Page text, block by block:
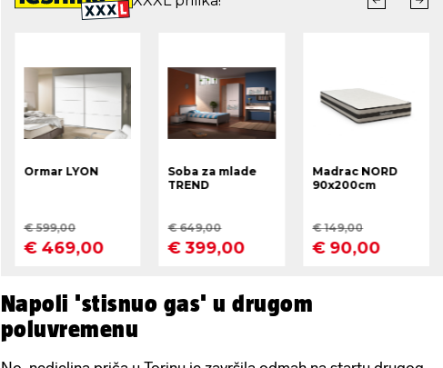
Napoli 'stisnuo gas' u drugom
poluvremenu